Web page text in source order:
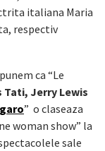
italiana Maria
respectiv
ca “Le
Tati, Jerry Lewis
” o claseaza
woman show” la
sale